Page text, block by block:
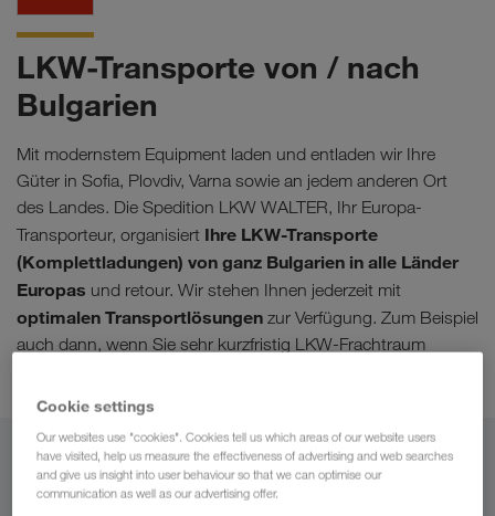
LKW-Transporte von / nach
Bulgarien
Mit modernstem Equipment laden und entladen wir Ihre
Güter in Sofia, Plovdiv, Varna sowie an jedem anderen Ort
des Landes. Die Spedition LKW WALTER, Ihr Europa-
Transporteur, organisiert Ihre LKW-Transporte
(Komplettladungen) von ganz Bulgarien in alle Länder
Europas und retour. Wir stehen Ihnen jederzeit mit
optimalen Transportlösungen zur Verfügung. Zum Beispiel
auch dann, wenn Sie sehr kurzfristig LKW-Frachtraum
Von
Cookie settings
Our websites use "cookies". Cookies tell us which areas of our website users
have visited, help us measure the effectiveness of advertising and web searches
and give us insight into user behaviour so that we can optimise our
communication as well as our advertising offer.